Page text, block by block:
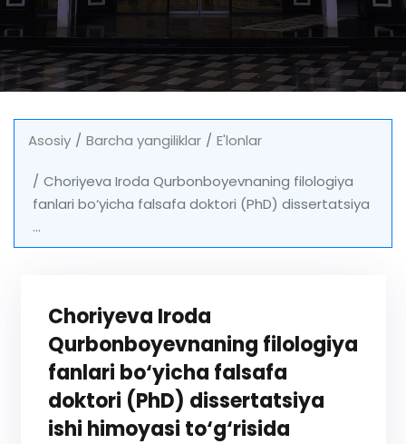
Asosiy Barcha yangiliklar E'lonlar
Choriyeva Iroda Qurbonboyevnaning filologiya
fanlari bo‘yicha falsafa doktori (PhD) dissertatsiya
...
Choriyeva Iroda
Qurbonboyevnaning filologiya
fanlari bo‘yicha falsafa
doktori (PhD) dissertatsiya
ishi himoyasi to‘g‘risida